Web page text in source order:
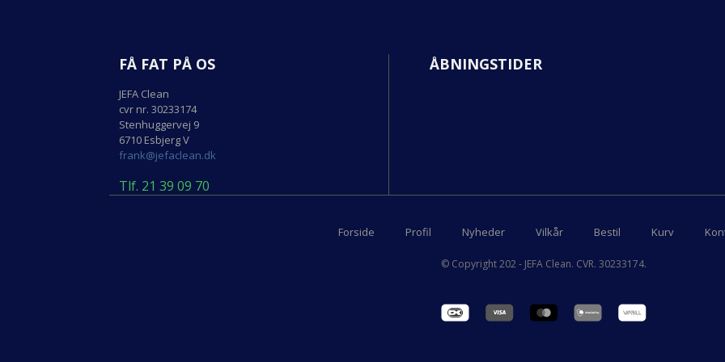
FÅ FAT PÅ OS
JEFA Clean
cvr nr. 30233174
Stenhuggervej 9
6710 Esbjerg V
frank@jefaclean.dk
Tlf. 21 39 09 70
ÅBNINGSTIDER
Forside Profil Nyheder Vilkår Bestil Kurv
© Copyright 202 - JEFA Clean. CVR. 30233174.